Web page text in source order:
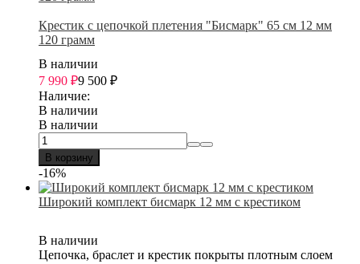
Крестик с цепочкой плетения "Бисмарк" 65 см 12 мм
120 грамм
В наличии
7 990 ₽9 500 ₽
Наличие:
В наличии
В наличии
В корзину
-16%
Широкий комплект бисмарк 12 мм с крестиком
В наличии
Цепочка, браслет и крестик покрыты плотным слоем